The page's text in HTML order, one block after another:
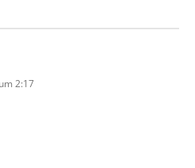
2:17